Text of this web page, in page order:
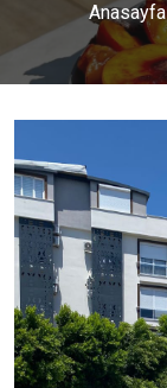
Anasayfa